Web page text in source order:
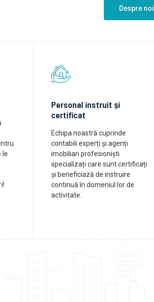
Despre noi
le
Personal instruit și
certificat
Echipa noastră cuprinde
contabili experți și agenți
imobiliari profesioniști
specializați care sunt certificați
și beneficiază de instruire
continuă în domeniul lor de
activitate.